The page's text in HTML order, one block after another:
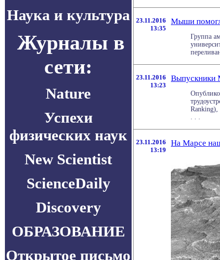
Наука и культура
Журналы в
сети:
Nature
Успехи
физических наук
New Scientist
ScienceDaily
Discovery
ОБРАЗОВАНИЕ
Открытое письмо
23.11.2016
13:35
Мыши
Группа
23.11.2016
13:23
Выпускники
Ranking),
. . .
23.11.2016
13:19
На Марсе